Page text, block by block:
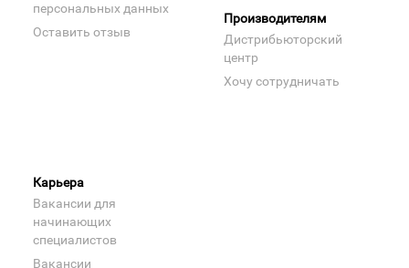
персональных данных
Оставить отзыв
Производителям
Дистрибьюторский
центр
Хочу сотрудничать
Карьера
Вакансии для
начинающих
специалистов
Вакансии